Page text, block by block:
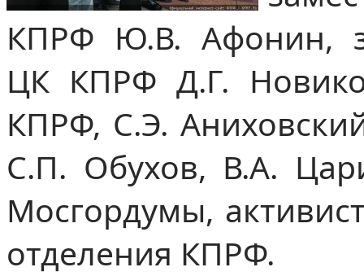
КПРФ Ю.В. Афонин,
ЦК КПРФ Д.Г.
КПРФ, С.Э.
С.П. Обухов, В.А.
Мосгордумы,
отделения КПРФ.